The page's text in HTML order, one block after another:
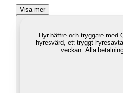
Visa mer
Hyr bättre och tryggare med
hyresvärd, ett tryggt
veckan. Alla